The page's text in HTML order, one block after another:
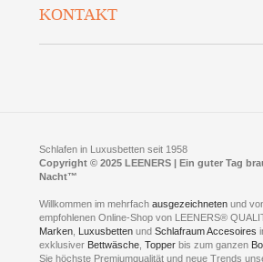
Preisgarantie
Presse
Jobs
Fotoalbum
Kontakt
KONTAKT
Neuer Showroom für unsere
Kontakt via:WhatsApp
Kontakt via:eMail
Schlafen in Luxusbetten seit 1958
Copyright © 2025 LEENERS | Ein guter Tag
Nacht™
Willkommen im mehrfachausgezeichnetenund
empfohlenen Online-Shop von LEENERS®
Marken Luxusbetten undSchlafraum Accesoires
exklusiver Bettwäsche ,Topper bis zum ganzen
Sie höchste Premiumqualität und neue Trends